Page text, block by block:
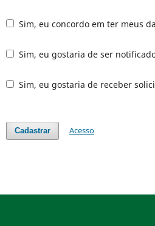
Sim, eu concordo em ter meus
Sim, eu gostaria de ser
Sim, eu gostaria de receber
Cadastrar Acesso